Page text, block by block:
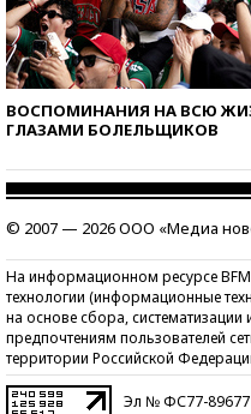
ВОСПОМИНАНИЯ НА ВСЮ
ГЛАЗАМИ БОЛЕЛЬЩИКОВ
© 2007 — 2026 ООО «Медиа
На информационном ресурсе
технологии (информационные
на основе сбора,
предпочтениям пользователей
территории Российской
Эл № ФС77-89677